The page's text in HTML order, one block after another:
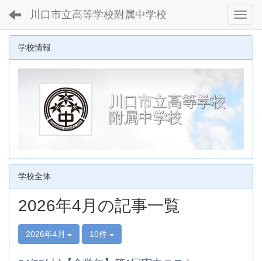
川口市立高等学校附属中学校
学校情報
川口市立高等学校
附属中学校
学校全体
2026年4月の記事一覧
2026年4月 10件